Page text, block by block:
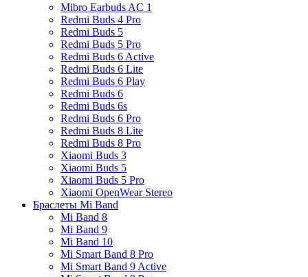
Mibro Earbuds AC 1
Redmi Buds 4 Pro
Redmi Buds 5
Redmi Buds 5 Pro
Redmi Buds 6 Active
Redmi Buds 6 Lite
Redmi Buds 6 Play
Redmi Buds 6
Redmi Buds 6s
Redmi Buds 6 Pro
Redmi Buds 8 Lite
Redmi Buds 8 Pro
Xiaomi Buds 3
Xiaomi Buds 5
Xiaomi Buds 5 Pro
Xiaomi OpenWear Stereo
Браслеты Mi Band
Mi Band 8
Mi Band 9
Mi Band 10
Mi Smart Band 8 Pro
Mi Smart Band 9 Active